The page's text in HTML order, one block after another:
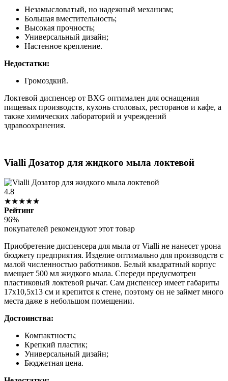
Незамысловатый, но надежный механизм;
Большая вместительность;
Высокая прочность;
Универсальный дизайн;
Настенное крепление.
Недостатки:
Громоздкий.
Локтевой диспенсер от BXG оптимален для оснащения
пищевых производств, кухонь столовых, ресторанов и кафе, а
также химических лабораторий и учреждений
здравоохранения.
Vialli Дозатор для жидкого мыла локтевой
4.8
★★★★★
Рейтинг
96%
покупателей рекомендуют этот товар
Приобретение диспенсера для мыла от Vialli не нанесет урона
бюджету предприятия. Изделие оптимально для производств с
малой численностью работников. Белый квадратный корпус
вмещает 500 мл жидкого мыла. Спереди предусмотрен
пластиковый локтевой рычаг. Сам диспенсер имеет габариты
17х10,5х13 см и крепится к стене, поэтому он не займет много
места даже в небольшом помещении.
Достоинства:
Компактность;
Крепкий пластик;
Универсальный дизайн;
Бюджетная цена.